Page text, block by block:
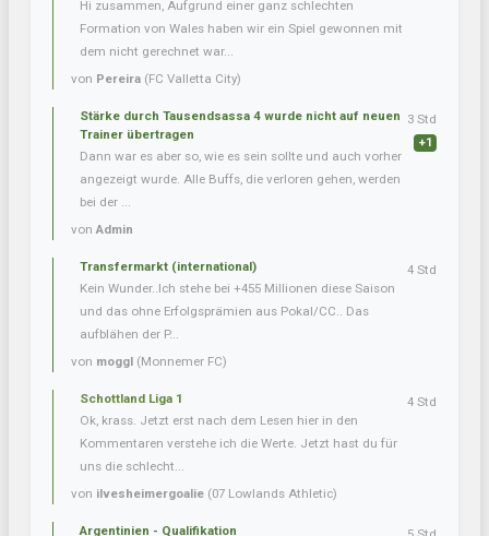
Hi zusammen, Aufgrund einer ganz schlechten
Formation von Wales haben wir ein Spiel gewonnen mit
dem nicht gerechnet war...
von Pereira (FC Valletta City)
Stärke durch Tausendsassa 4 wurde nicht auf neuen
Trainer übertragen
Dann war es aber so, wie es sein sollte und auch vorher
angezeigt wurde. Alle Buffs, die verloren gehen, werden
bei der ...
vonAdmin
3 Std
+1
Transfermarkt (international)
Kein Wunder..Ich stehe bei +455 Millionen diese Saison
und das ohne Erfolgsprämien aus Pokal/CC.. Das
aufblähen der P...
von moggl (Monnemer FC)
4 Std
Schottland Liga 1
Ok, krass. Jetzt erst nach dem Lesen hier in den
Kommentaren verstehe ich die Werte. Jetzt hast du für
uns die schlecht...
von ilvesheimergoalie (07 Lowlands Athletic)
4 Std
Argentinien - Qualifikation